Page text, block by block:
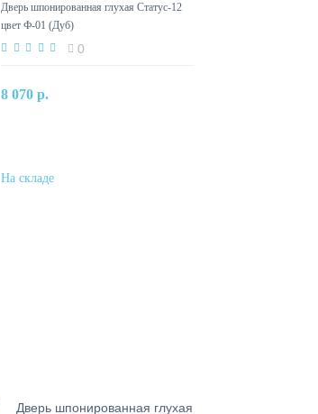
Дверь шпонированная глухая Статус-12
цвет Ф-01 (Дуб)
0
8 070 р.В корзину